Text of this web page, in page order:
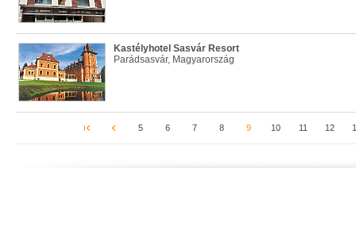
Kastélyhotel Sasvár Resort
Parádsasvár, Magyarország
5 6 7 8 9 10 11 12